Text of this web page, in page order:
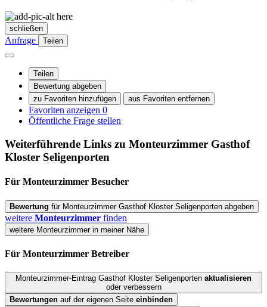
schließen
Anfrage Teilen
Teilen
Bewertung abgeben
zu Favoriten hinzufügen
aus Favoriten entfernen
Favoriten anzeigen 0
Öffentliche Frage stellen
Weiterführende Links zu Monteurzimmer Gasthof
Kloster Seligenporten
Für Monteurzimmer Besucher
Bewertung für Monteurzimmer Gasthof Kloster Seligenporten abgeben
weitere Monteurzimmer finden
weitere Monteurzimmer in meiner Nähe
Für Monteurzimmer Betreiber
Monteurzimmer-Eintrag Gasthof Kloster Seligenporten aktualisieren
oder verbessern
Bewertungen auf der eigenen Seite einbinden